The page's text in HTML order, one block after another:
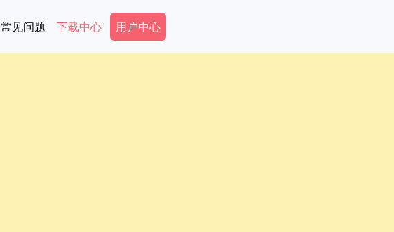
常见问题 下载中心 Secondary Menu
用户中心